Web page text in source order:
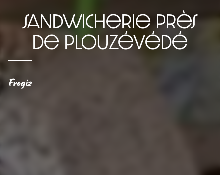
sandwicherie près
de Plouzévédé
Frogiz